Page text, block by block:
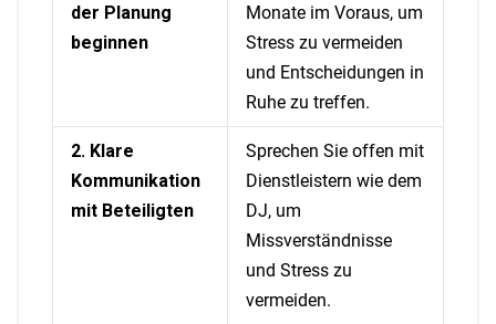
der Planung
beginnen
Monate im Voraus, um
Stress zu vermeiden
und Entscheidungen in
Ruhe zu treffen.
2. Klare
Kommunikation
mit Beteiligten
Sprechen Sie offen mit
Dienstleistern wie dem
DJ, um
Missverständnisse
und Stress zu
vermeiden.